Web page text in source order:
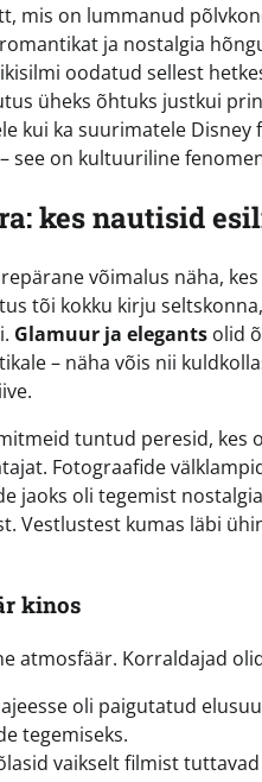
mis on lummanud
ja nostalgia
oodatud sellest
üheks õhtuks justkui
kui ka suurimatele
see on kultuuriline
kes nautisid
võimalus näha,
tõi kokku kirju
Glamuur ja elegants olid
– näha võis nii
tuntud peresid,
Fotograafide
jaoks oli tegemist
Vestlustest kumas läbi
kinos
atmosfäär. Korraldajad
oli paigutatud
tegemiseks.
vaikselt filmist